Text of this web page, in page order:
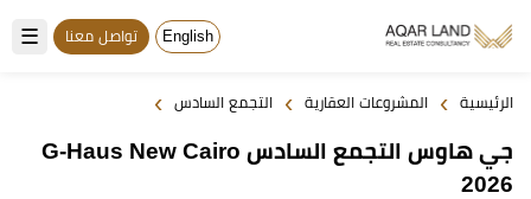
☰ English تواصل معنا
الرئيسية › المشروعات العقارية › التجمع السادس ›
جي هاوس التجمع السادس G-Haus New Cairo
2026